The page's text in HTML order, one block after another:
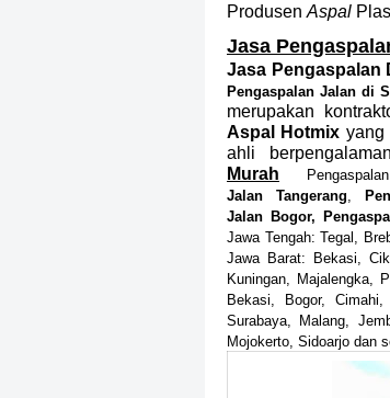
Produsen Aspal
Jasa
Jasa Pengaspalan
Pengaspalan Jalan di
merupakan
Aspal Hotmix yang
ahli
Murah
JalanTangerang,
Jalan Bogor,
Jawa Tengah: Tegal,
Jawa Barat: Bekasi,
Kuningan, Majalengka,
Bekasi, Bogor,
Surabaya, Malang,
Mojokerto, Sidoarjo dan